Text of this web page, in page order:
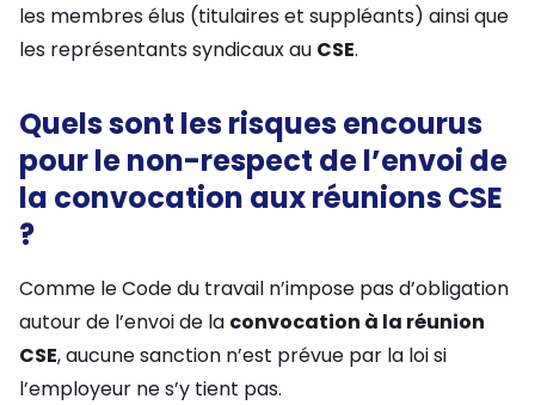
les membres élus (titulaires et suppléants) ainsi que
les représentants syndicaux au CSE.
Quels sont les risques encourus
pour le non-respect de l’envoi de
la convocation aux réunions CSE
?
Comme le Code du travail n’impose pas d’obligation
autour de l’envoi de la convocation à la réunion
CSE, aucune sanction n’est prévue par la loi si
l’employeur ne s’y tient pas.